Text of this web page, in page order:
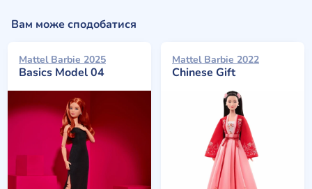
Вам може сподобатися
Mattel Barbie 2025
Basics Model 04
Mattel Barbie 2022
Chinese Gift